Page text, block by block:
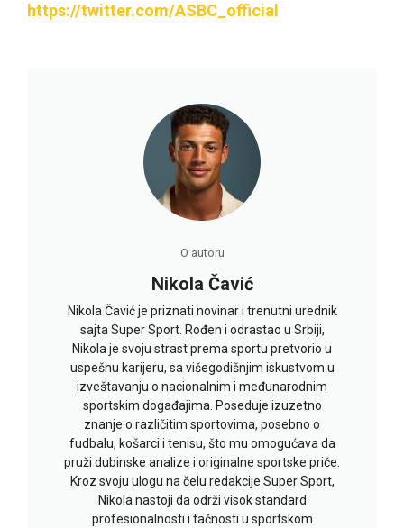
https://twitter.com/ASBC_official
O autoru
Nikola Čavić
Nikola Čavić je priznati novinar i trenutni urednik
sajta Super Sport. Rođen i odrastao u Srbiji,
Nikola je svoju strast prema sportu pretvorio u
uspešnu karijeru, sa višegodišnjim iskustvom u
izveštavanju o nacionalnim i međunarodnim
sportskim događajima. Poseduje izuzetno
znanje o različitim sportovima, posebno o
fudbalu, košarci i tenisu, što mu omogućava da
pruži dubinske analize i originalne sportske priče.
Kroz svoju ulogu na čelu redakcije Super Sport,
Nikola nastoji da održi visok standard
profesionalnosti i tačnosti u sportskom